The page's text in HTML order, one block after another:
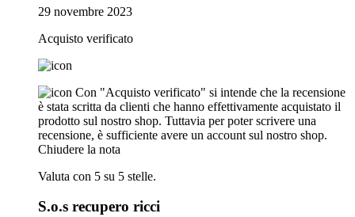
29 novembre 2023
Acquisto verificato
Con "Acquisto verificato" si intende che la recensione
è stata scritta da clienti che hanno effettivamente acquistato il
prodotto sul nostro shop. Tuttavia per poter scrivere una
recensione, è sufficiente avere un account sul nostro shop.
Chiudere la nota
Valuta con 5 su 5 stelle.
S.o.s recupero ricci